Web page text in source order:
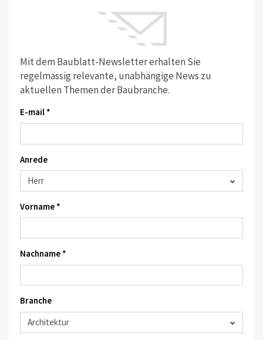
Mit dem Baublatt-Newsletter erhalten Sie
regelmässig relevante, unabhängige News zu
aktuellen Themen der Baubranche.
E-mail *
Anrede
Vorname *
Nachname *
Branche